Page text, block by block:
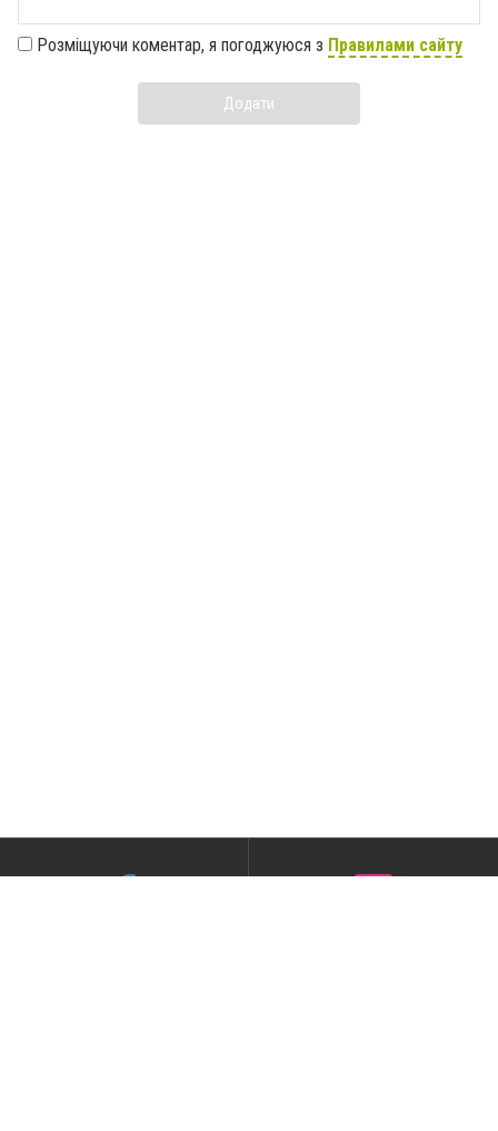
Розміщуючи коментар, я погоджуюся з Правилами сайту
Додати